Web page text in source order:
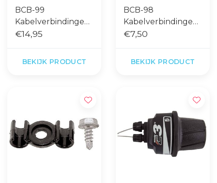
BCB-99
Kabelverbindingen
CableCap Kit Zwart
€14,95
BEKIJK PRODUCT
BCB-98
Kabelverbindingen
CableConnect 4 Pcs
€7,50
BEKIJK PRODUCT